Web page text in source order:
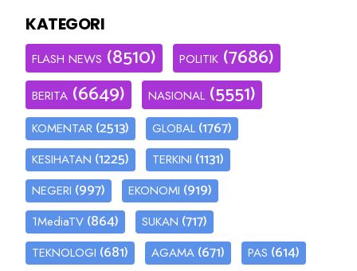
KATEGORI
FLASH NEWS (8510) POLITIK (7686)
BERITA (6649) NASIONAL (5551)
KOMENTAR (2513) GLOBAL (1767)
KESIHATAN (1225) TERKINI (1131)
NEGERI (997) EKONOMI (919)
1MediaTV (864) SUKAN (717)
TEKNOLOGI (681) AGAMA (671) PAS (614)